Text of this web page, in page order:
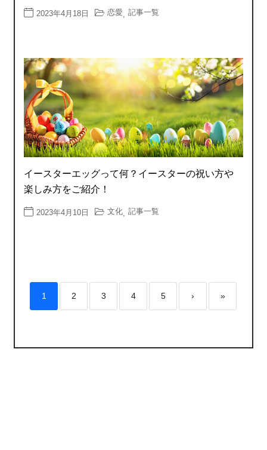
2023年4月18日 恋愛 記事一覧
イースターエッグって何？イースターの祝い方や
楽しみ方をご紹介！
2023年4月10日 文化 記事一覧
1 2 3 4 5 › »